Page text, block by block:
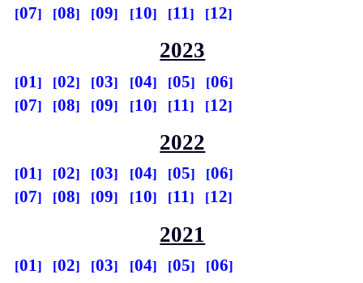
07
08 09 10 11 12
2023
01 02 03 04 05
06
07
08 09 10 11 12
2022
01 02 03 04 05
06
07
08 09 10 11 12
2021
01 02 03 04 05
06